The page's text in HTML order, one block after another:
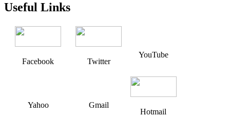
Useful Links
Facebook Twitter
YouTube
Yahoo Gmail
Hotmail